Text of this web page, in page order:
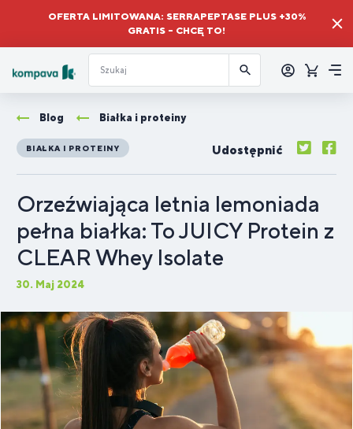
OFERTA LIMITOWANA: SERRAPEPTASE PLUS +30%
GRATIS – CHCĘ TO!
się
Koszyk
Blog Białka i proteiny
BIAŁKA I PROTEINY Udostępnić
Orzeźwiająca letnia lemoniada
pełna białka: To JUICY Protein z
CLEAR Whey Isolate
30. Maj 2024